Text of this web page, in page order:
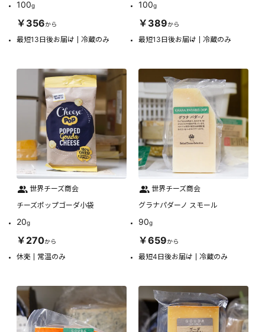
100g
￥356から
最短13日後お届け 冷蔵のみ
100g
￥389から
最短13日後お届け 冷蔵のみ
世界チーズ商会
チーズポップゴーダ小袋
20g
￥270から
休売 常温のみ
世界チーズ商会
グラナパダーノ スモール
90g
￥659から
最短4日後お届け 冷蔵のみ